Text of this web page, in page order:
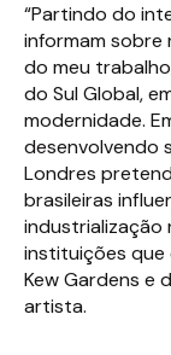
“Partindo do
informam sobre
do meu
do Sul Global,
modernidade.
desenvolvendo
Londres
brasileiras
industrialização
instituições que
Kew Gardens e
artista.